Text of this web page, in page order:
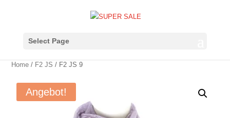
Select Page
Home / F2 JS / F2 JS 9
Angebot!